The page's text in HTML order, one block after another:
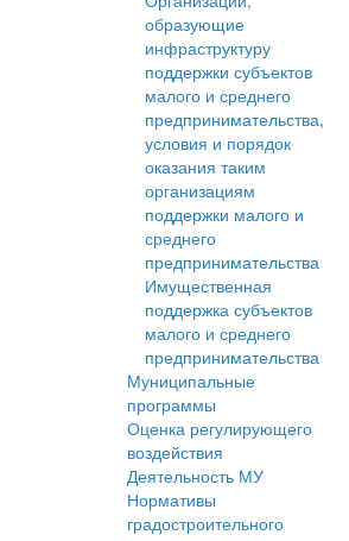
образующие
инфраструктуру
поддержки субъектов
малого и среднего
предпринимательства,
условия и порядок
оказания таким
организациям
поддержки малого и
среднего
предпринимательства
Имущественная
поддержка субъектов
малого и среднего
предпринимательства
Муниципальные
программы
Оценка регулирующего
воздействия
Деятельность МУ
Нормативы
градостроительного